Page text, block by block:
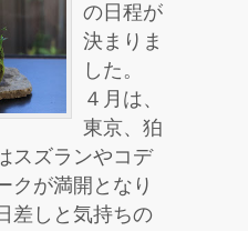
の日程が
決まりま
した。
４月は、
東京、狛
スズランやコデ
クが満開となり
差しと気持ちの